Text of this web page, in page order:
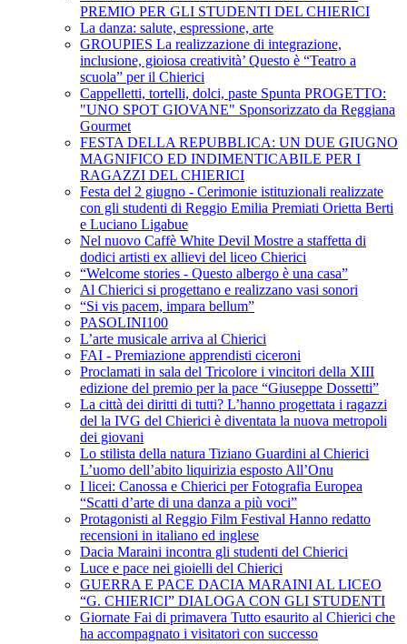
PREMIO PER GLI STUDENTI DEL CHIERICI
La danza: salute, espressione, arte
GROUPIES La realizzazione di integrazione,
inclusione, gioiosa creatività’ Questo è “Teatro a
scuola” per il Chierici
Cappelletti, tortelli, dolci, paste Spunta PROGETTO:
"UNO SPOT GIOVANE" Sponsorizzato da Reggiana
Gourmet
FESTA DELLA REPUBBLICA: UN DUE GIUGNO
MAGNIFICO ED INDIMENTICABILE PER I
RAGAZZI DEL CHIERICI
Festa del 2 giugno - Cerimonie istituzionali realizzate
con gli studenti di Reggio Emilia Premiati Orietta Berti
e Luciano Ligabue
Nel nuovo Caffè White Devil Mostre a staffetta di
dodici artisti ex allievi del liceo Chierici
“Welcome stories - Questo albergo è una casa”
Al Chierici si progettano e realizzano vasi sonori
“Si vis pacem, impara bellum”
PASOLINI100
L’arte musicale arriva al Chierici
FAI - Premiazione apprendisti ciceroni
Proclamati in sala del Tricolore i vincitori della XIII
edizione del premio per la pace “Giuseppe Dossetti”
La città dei diritti di tutti? L’hanno progettata i ragazzi
del la IVG del Chierici è diventata la nuova metropoli
dei giovani
Lo stilista della natura Tiziano Guardini al Chierici
L’uomo dell’abito liquirizia esposto All’Onu
I licei: Canossa e Chierici per Fotografia Europea
“Scatti d’arte di una danza a più voci”
Protagonisti al Reggio Film Festival Hanno redatto
recensioni in italiano ed inglese
Dacia Maraini incontra gli studenti del Chierici
Luce e pace nei gioielli del Chierici
GUERRA E PACE DACIA MARAINI AL LICEO
“G. CHIERICI” DIALOGA CON GLI STUDENTI
Giornate Fai di primavera Tutto esaurito al Chierici che
ha accompagnato i visitatori con successo